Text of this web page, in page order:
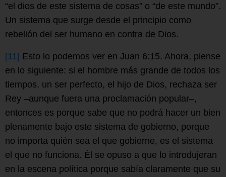
“el dios de este sistema de cosas” o “de este mundo”.
Un sistema que surge desde el principio como
rebelión del ser humano en contra de Dios.
[11] Esto lo podemos ver en Juan 6:15. Ahora, piense
en lo siguiente: si el hombre más grande de todos los
tiempos, un ser perfecto, el hijo de Dios, rechaza ser
Rey –aunque fuera una proclamación popular–,
entonces es porque sabe que no podrá hacer un bien
plenamente bajo este sistema de gobierno, porque
no importa quién sea el que gobierne, es el sistema
el que no funciona. Él se opuso a que lo introdujeran
en la escena política porque sabía claramente que su